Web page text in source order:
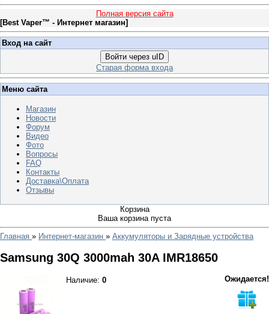
Полная версия сайта
[Best Vaper™ - Интернет магазин]
Вход на сайт
Войти через uID
Старая форма входа
Меню сайта
Магазин
Новости
Форум
Видео
Фото
Вопросы
FAQ
Контакты
Доставка\Оплата
Отзывы
Корзина
Ваша корзина пуста
Главная » Интернет-магазин » Аккумуляторы и Зарядные устройства
Samsung 30Q 3000mah 30A IMR18650
Наличие: 0 Ожидается!